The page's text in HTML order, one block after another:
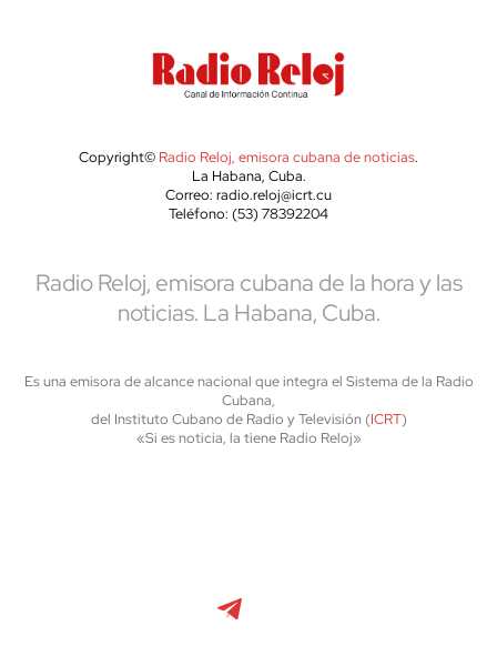
Copyright© Radio Reloj, emisora cubana de noticias.
La Habana, Cuba.
Correo: radio.reloj@icrt.cu
Teléfono: (53) 78392204
Radio Reloj, emisora cubana de la hora y las
noticias. La Habana, Cuba.
Es una emisora de alcance nacional que integra el Sistema de la Radio
Cubana,
del Instituto Cubano de Radio y Televisión (ICRT)
«Si es noticia, la tiene Radio Reloj»